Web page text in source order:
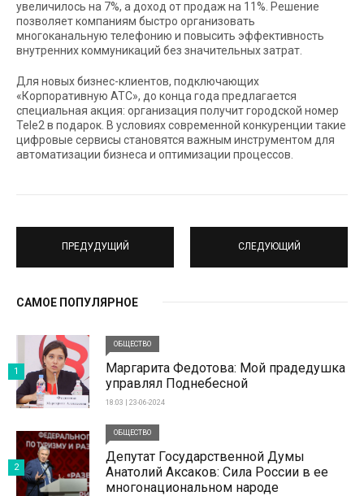
увеличилось на 7%, а доход от продаж на 11%. Решение
позволяет компаниям быстро организовать
многоканальную телефонию и повысить эффективность
внутренних коммуникаций без значительных затрат.
Для новых бизнес-клиентов, подключающих
«Корпоративную АТС», до конца года предлагается
специальная акция: организация получит городской номер
Tele2 в подарок. В условиях современной конкуренции такие
цифровые сервисы становятся важным инструментом для
автоматизации бизнеса и оптимизации процессов.
ПРЕДУДУЩИЙ СЛЕДУЮЩИЙ
САМОЕ ПОПУЛЯРНОЕ
ОБЩЕСТВО
Маргарита Федотова: Мой прадедушка
управлял Поднебесной
18:03 | 23-06-2024
1
ОБЩЕСТВО
Депутат Государственной Думы
Анатолий Аксаков: Сила России в ее
многонациональном народе
2